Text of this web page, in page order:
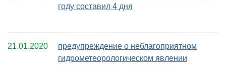
году составил 4 дня
21.01.2020
предупреждение о неблагоприятном
гидрометеорологическом явлении